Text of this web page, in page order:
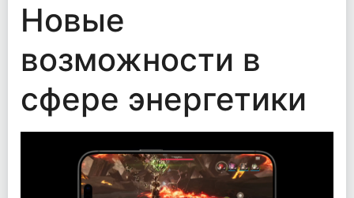
Новые
возможности в
сфере энергетики